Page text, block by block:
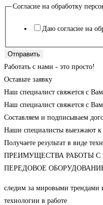
Согласие на обработку
Даю согласие на
Отправить
Работать с нами - это просто!
Оставьте заявку
Наш специалист свяжется с
Наш специалист свяжется с
Составляем и подписываем
Наши специалисты выезжают к
Получаете результат в виде
ПРЕИМУЩЕСТВА РАБОТЫ
ПЕРЕДОВОЕ
следим за мировыми трендами
технологии в работе